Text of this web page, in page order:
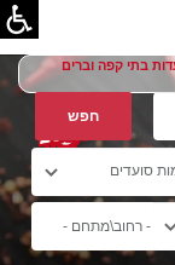
בתי קפה וברים